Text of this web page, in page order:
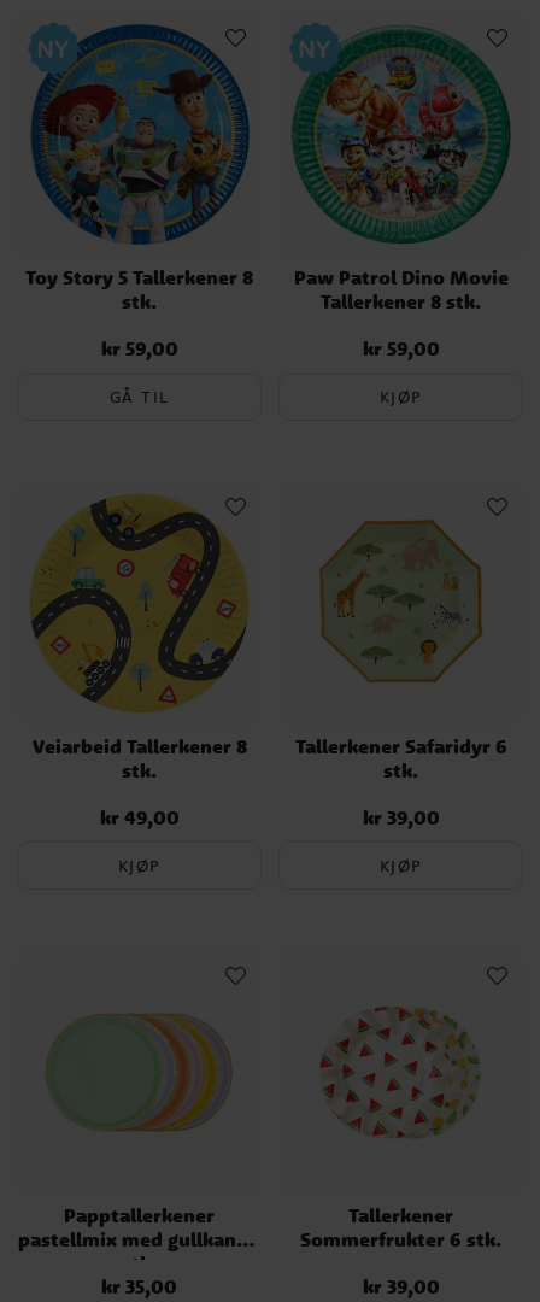
fungere til barneselskapet eller festen du har planlagt. Lykke til!
Toy Story 5 Tallerkener 8
stk.
Pris:kr 59,00
kr 59,00
GÅ TIL
Paw Patrol Dino Movie
Tallerkener 8 stk.
Pris:kr 59,00
kr 59,00
KJØP
Veiarbeid Tallerkener 8
stk.
Pris:kr 49,00
kr 49,00
KJØP
Tallerkener Safaridyr 6
stk.
Pris:kr 39,00
kr 39,00
KJØP
Papptallerkener
pastellmix med gullkant 6
stk.
Pris:kr 35,00
kr 35,00
Tallerkener
Sommerfrukter 6 stk.
Pris:kr 39,00
kr 39,00